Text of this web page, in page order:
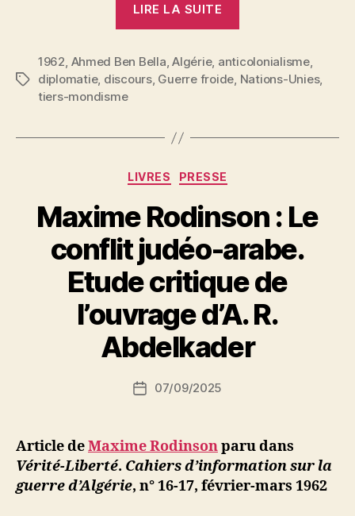
LIRE LA SUITE
:
Discours
octobre
1962 »
Étiquettes
1962, Ahmed Ben Bella,Algérie, anticolonialisme,
diplomatie, discours, Guerre froide, Nations-Unies,
tiers-mondisme
Catégories
LIVRES PRESSE
Maxime Rodinson : Le
conflit judéo-arabe.
Etude critique de
l’ouvrage d’A. R.
Abdelkader
Auteur
de
P
a
S
N
ji
b
Date07/09/2025
Article deMaxime Rodinsonparu dans
Vérité-Liberté. Cahiers d’information sur la
guerre d’Algérie, n° 16-17, février-mars 1962